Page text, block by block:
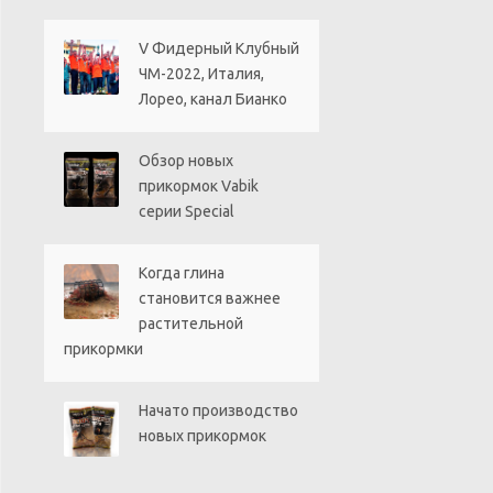
V Фидерный Клубный
ЧМ-2022, Италия,
Лорео, канал Бианко
Обзор новых
прикормок Vabik
серии Special
Когда глина
становится важнее
растительной
прикормки
Начато производство
новых прикормок